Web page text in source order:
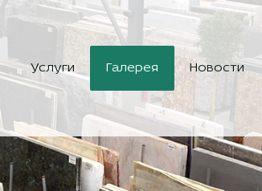
Услуги Галерея Новости